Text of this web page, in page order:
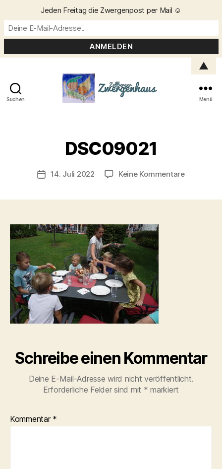
Suchen Menü
DSC09021
Beitragsautor
n
C
ri
t
Veröffentlichungsdatum
14. Juli 2022 Keine Kommentarezu
Schreibe einen Kommentar
Deine E-Mail-Adresse wird nicht veröffentlicht.
Erforderliche Felder sind mit * markiert
Kommentar *
Jeden Freitag die Zwergenpost per Mail ☺️
▲